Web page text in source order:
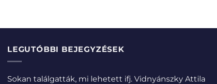
LEGUTÓBBI BEJEGYZÉSEK
Sokan találgatták, mi lehetett ifj. Vidnyánszky Attila